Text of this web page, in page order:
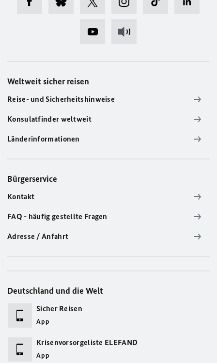
Weltweit sicher reisen
Reise- und Sicherheitshinweise
Konsulatfinder weltweit
Länderinformationen
Bürgerservice
Kontakt
FAQ - häufig gestellte Fragen
Adresse / Anfahrt
Deutschland und die Welt
Sicher Reisen
App
Krisenvorsorgeliste ELEFAND
App